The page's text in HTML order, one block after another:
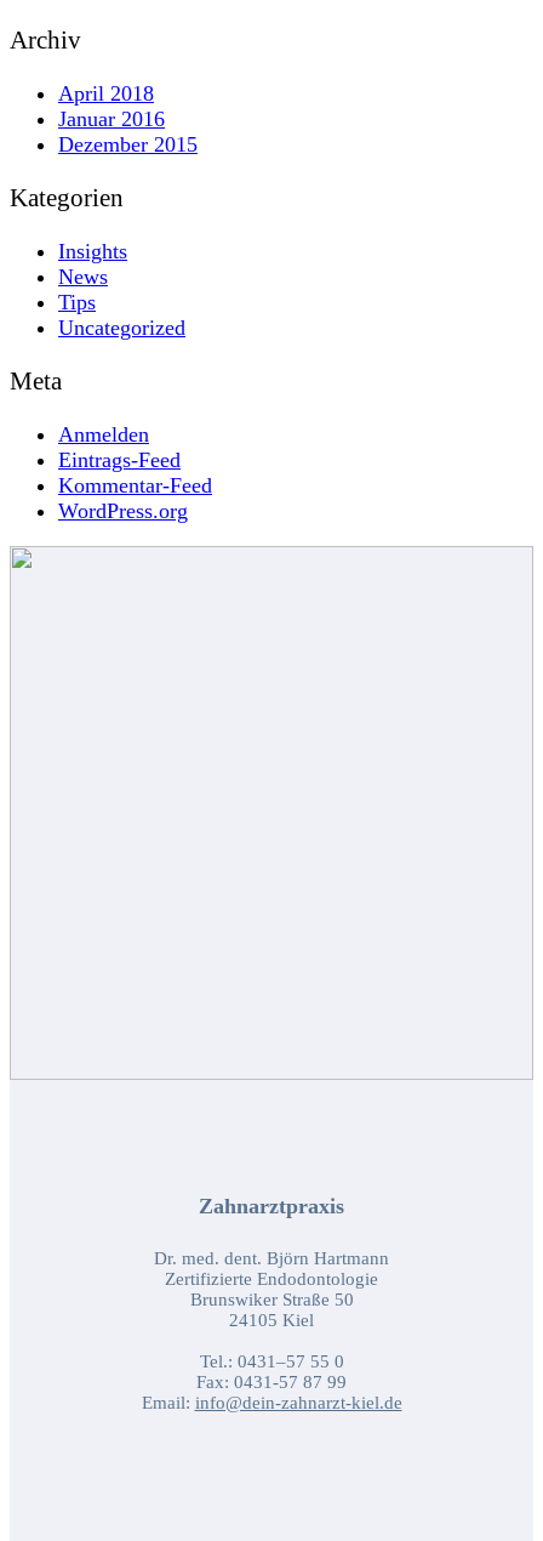
Archiv
April 2018
Januar 2016
Dezember 2015
Kategorien
Insights
News
Tips
Uncategorized
Meta
Anmelden
Eintrags-Feed
Kommentar-Feed
WordPress.org
Zahnarztpraxis
Dr. med. dent. Björn Hartmann
Zertifizierte Endodontologie
Brunswiker Straße 50
24105 Kiel
Tel.: 0431–57 55 0
Fax: 0431-57 87 99
Email: info@dein-zahnarzt-kiel.de